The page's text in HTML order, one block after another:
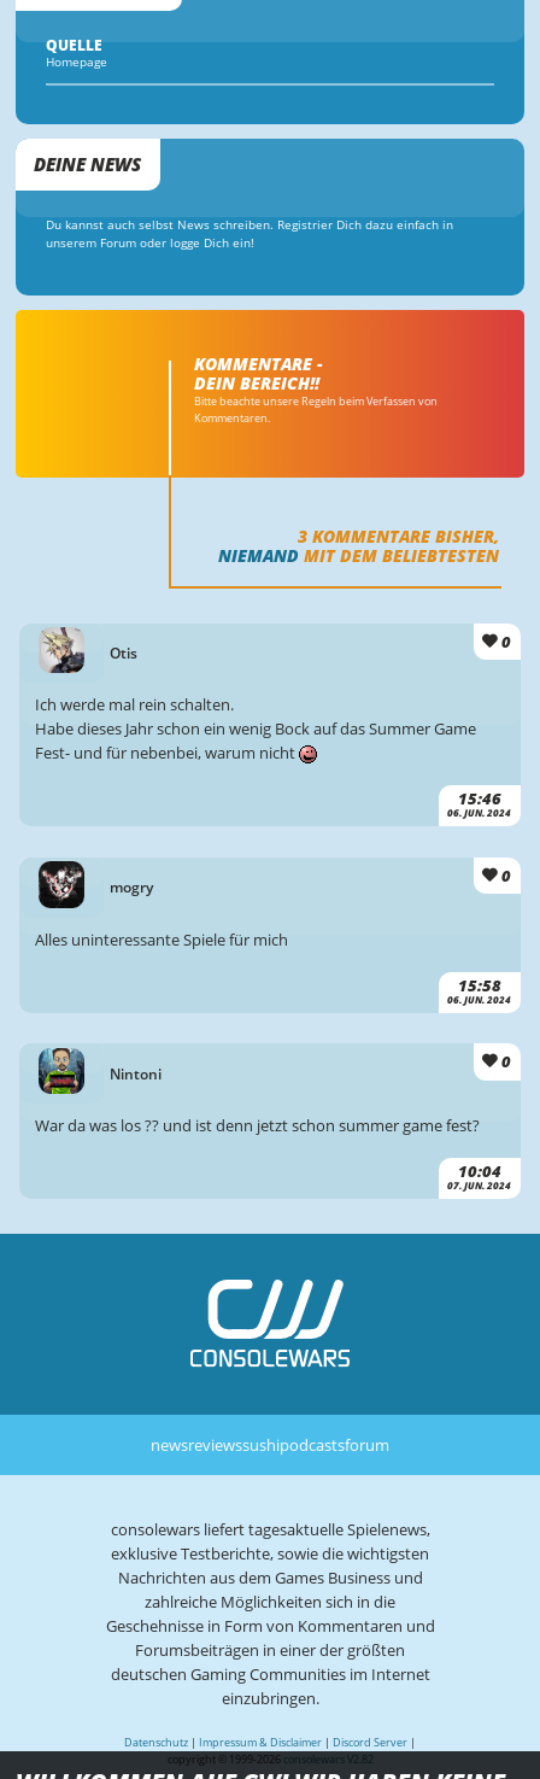
QUELLE
Homepage
DEINE NEWS
Du kannst auch selbst News schreiben. Registrier Dich dazu einfach in
unserem Forum oder logge Dich ein!
KOMMENTARE -
DEIN BEREICH!!
Bitte beachte unsere Regeln beim Verfassen von
Kommentaren.
3 KOMMENTARE BISHER,
NIEMAND MIT DEM BELIEBTESTEN
Otis
0
15:46
06. JUN. 2024
Ich werde mal rein schalten.
Habe dieses Jahr schon ein wenig Bock auf das Summer Game
Fest- und für nebenbei, warum nicht
mogry
0
15:58
06. JUN. 2024
Alles uninteressante Spiele für mich
Nintoni
0
10:04
07. JUN. 2024
War da was los ?? und ist denn jetzt schon summer game fest?
newsreviewssushipodcastsforum
consolewars liefert tagesaktuelle Spielenews,
exklusive Testberichte, sowie die wichtigsten
Nachrichten aus dem Games Business und
zahlreiche Möglichkeiten sich in die
Geschehnisse in Form von Kommentaren und
Forumsbeiträgen in einer der größten
deutschen Gaming Communities im Internet
einzubringen.
Datenschutz | Impressum & Disclaimer | Discord Server |
copyright © 1999-2026
consolewars V2.82